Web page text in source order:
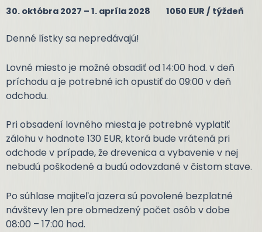
30. októbra 2027 – 1. apríla 2028 1050 EUR / týždeň
Denné lístky sa nepredávajú!
Lovné miesto je možné obsadiť od 14:00 hod. v deň
príchodu a je potrebné ich opustiť do 09:00 v deň
odchodu.
Pri obsadení lovného miesta je potrebné vyplatiť
zálohu v hodnote 130 EUR, ktorá bude vrátená pri
odchode v prípade, že drevenica a vybavenie v nej
nebudú poškodené a budú odovzdané v čistom stave.
Po súhlase majiteľa jazera sú povolené bezplatné
návštevy len pre obmedzený počet osôb v dobe
08:00 – 17:00 hod.